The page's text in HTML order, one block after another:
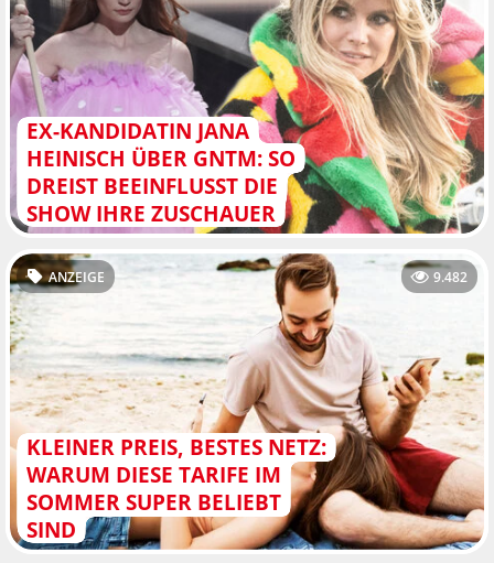
EX-KANDIDATIN JANA
HEINISCH ÜBER GNTM: SO
DREIST BEEINFLUSST DIE
SHOW IHRE ZUSCHAUER
KLEINER PREIS, BESTES NETZ:
WARUM DIESE TARIFE IM
SOMMER SUPER BELIEBT
SIND
ANZEIGE 9.482